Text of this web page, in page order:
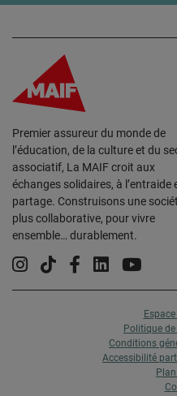
Premier assureur du monde de
l’éducation, de la culture et du
associatif, La MAIF croit aux
échanges solidaires, à l’entraide
partage. Construisons une
plus collaborative, pour vivre
ensemble… durablement.
Instagram
TiktokFacebook
Linkedin
Politique
Conditions
Accessibilité